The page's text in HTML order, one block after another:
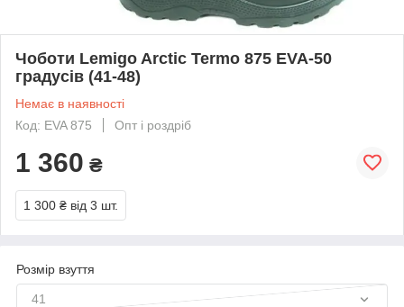
Чоботи Lemigo Arctic Termo 875 EVA-50
градусів (41-48)
Немає в наявності
Код: EVA 875
Опт і роздріб
1 360 ₴
1 300 ₴ від 3 шт.
Розмір взуття
41